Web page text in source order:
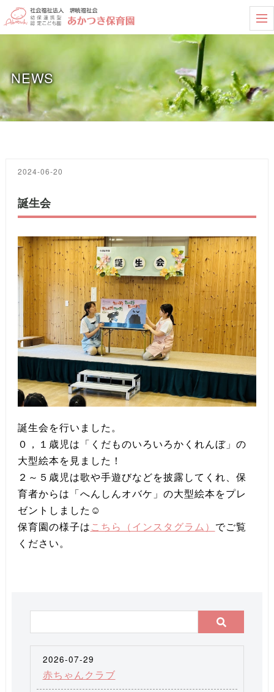
t
o
e
n
a
v
g
a
NEWS
2024-06-20
誕生会
誕生会を行いました。
０，１歳児は「くだものいろいろかくれんぼ」の
大型絵本を見ました！
２～５歳児は歌や手遊びなどを披露してくれ、保
育者からは「へんしんオバケ」の大型絵本をプレ
ゼントしました☺
保育園の様子はこちら（インスタグラム） でご覧
ください。
2026-07-29
赤ちゃんクラブ